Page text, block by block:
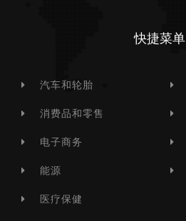
快捷菜单
汽车和轮胎
消费品和零售
电子商务
能源
医疗保健